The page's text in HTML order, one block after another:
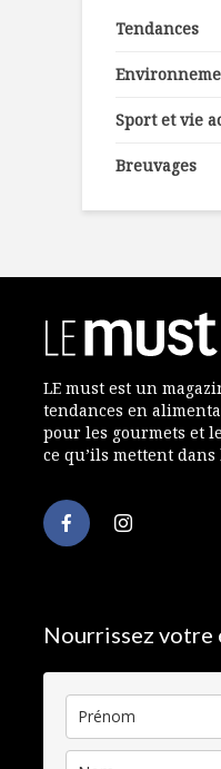
Tendances
Sport et vie
Breuvages
LE must est un
tendances en
pour les gourmets et
ce qu’ils mettent
Nourrissez votre